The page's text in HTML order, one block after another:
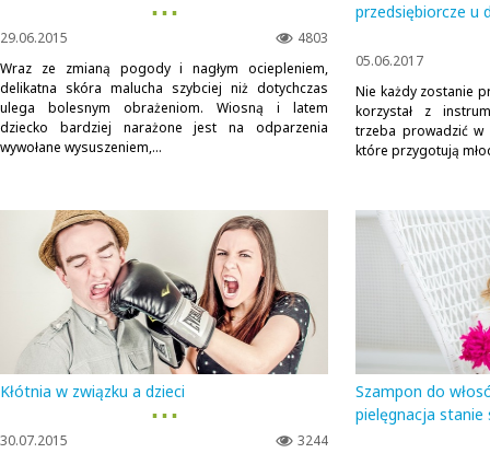
▪ ▪ ▪
4803
29.06.2015
Wraz ze zmianą pogody i nagłym ociepleniem,
delikatna skóra malucha szybciej niż dotychczas
ulega bolesnym obrażeniom. Wiosną i latem
dziecko bardziej narażone jest na odparzenia
wywołane wysuszeniem,...
przedsiębiorcze u
05.06.2017
Nie każdy zostanie
korzystał z
trzeba prowadzić w
które przygotują
Kłótnia w związku a dzieci
▪ ▪ ▪
3244
30.07.2015
Szampon do
pielęgnacja stanie